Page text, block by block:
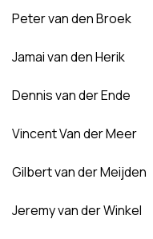
Peter van den Broek
Jamai van den Herik
Dennis van der Ende
Vincent Van der Meer
Gilbert van der Meijden
Jeremy van der Winkel